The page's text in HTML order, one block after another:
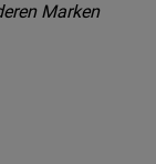
Marken